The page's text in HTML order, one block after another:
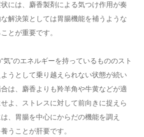
には、麝香製剤による気つけ作用が奏
解決策としては胃腸機能を補うような
とが重要です。
”のエネルギーを持っているもののスト
うとして乗り越えられない状態が続い
は、麝香よりも羚羊角や牛黄などが適
よ、ストレスに対して前向きに捉えら
、胃腸を中心にからだの機能を調え
うことが肝要です。